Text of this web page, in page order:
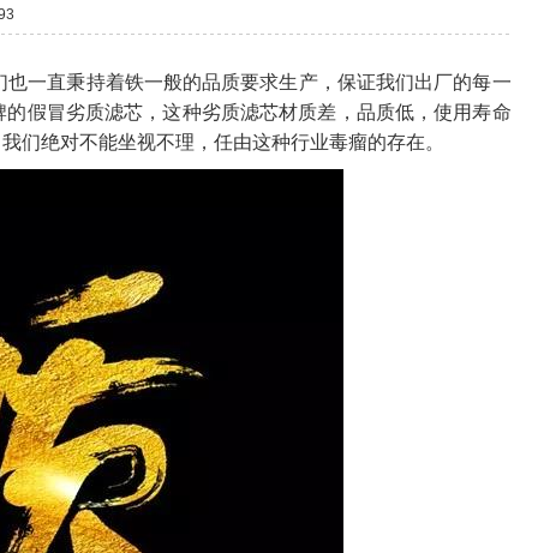
一直秉持着铁一般的品质要求生产，保证我们出厂的每一
假冒劣质滤芯，这种劣质滤芯材质差，品质低，使用寿命
们绝对不能坐视不理，任由这种行业毒瘤的存在。